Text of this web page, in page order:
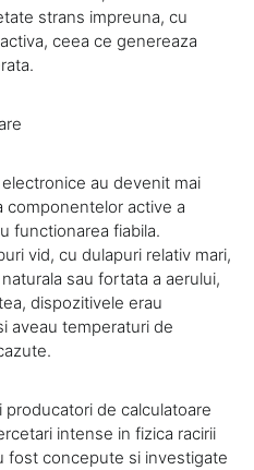
strans impreuna, cu
ceea ce genereaza
au devenit mai
componentelor active a
functionarea fiabila.
vid, cu dulapuri relativ mari,
sau fortata a aerului,
dispozitivele erau
aveau temperaturi de
producatori de calculatoare
intense in fizica racirii
fost concepute si investigate